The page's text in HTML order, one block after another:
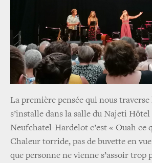
La première pensée qui nous traverse
s’installe dans la salle du Najeti Hôtel
Neufchatel-Hardelot c’est « Ouah ce
Chaleur torride, pas de buvette en
que personne ne vienne s’assoir trop